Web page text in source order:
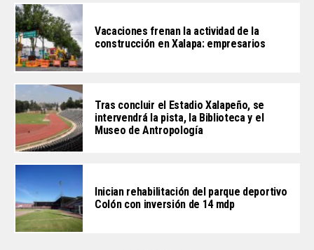
Vacaciones frenan la actividad de la
construcción en Xalapa: empresarios
Tras concluir el Estadio Xalapeño, se
intervendrá la pista, la Biblioteca y el
Museo de Antropología
Inician rehabilitación del parque deportivo
Colón con inversión de 14 mdp